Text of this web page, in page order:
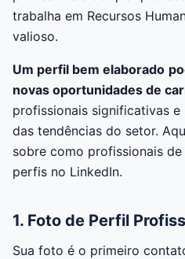
trabalha em Recursos
valioso.
Um perfil bem elaborado
novas oportunidades de
profissionais significativas
das tendências do setor.
sobre como profissionais
perfis no LinkedIn.
1. Foto de Perfil
Sua foto é o primeiro